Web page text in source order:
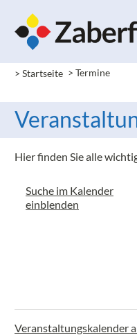
> Startseite > Termine
Hier finden Sie alle
Suche im Kalender
einblenden
Veranstaltungskalender